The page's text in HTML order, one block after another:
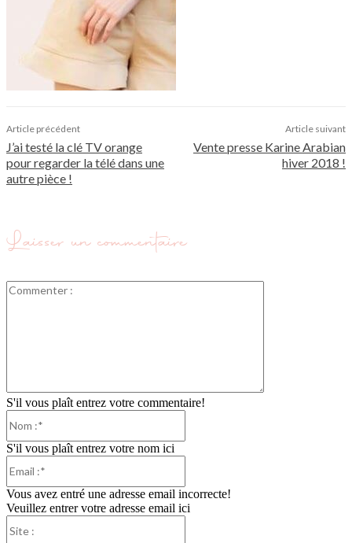
Article précédent
J’ai testé la clé TV orange
pour regarder la télé dans une
autre pièce !
Article suivant
Vente presse Karine Arabian
hiver 2018 !
Laisser un commentaire
S'il vous plaît entrez votre commentaire!
S'il vous plaît entrez votre nom ici
Vous avez entré une adresse email incorrecte!
Veuillez entrer votre adresse email ici